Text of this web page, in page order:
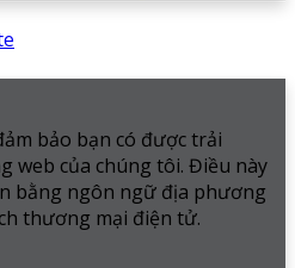
bảo bạn có được trải
web của chúng tôi. Điều này
bằng ngôn ngữ địa phương
thương mại điện tử.